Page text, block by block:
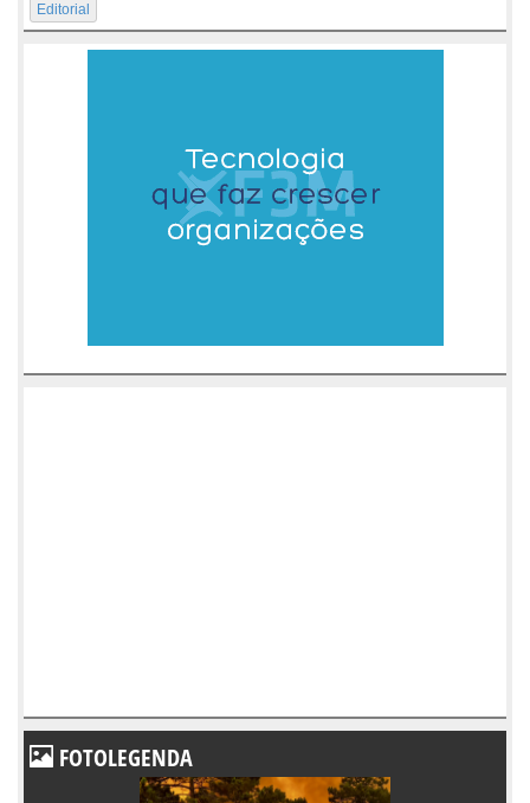
Editorial
FOTOLEGENDA